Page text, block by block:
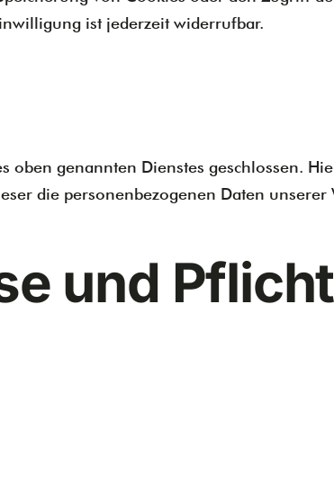
ist jederzeit widerrufbar.
genannten Dienstes geschlossen.
die personenbezogenen Daten
und